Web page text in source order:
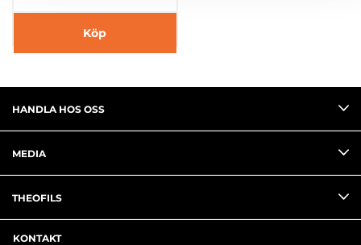
Köp
HANDLA HOS OSS
MEDIA
THEOFILS
KONTAKT